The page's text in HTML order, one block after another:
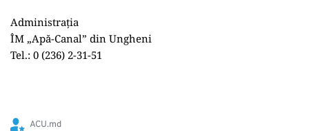
Administrația
ÎM „Apă-Canal” din Ungheni
Tel.: 0 (236) 2-31-51
ACU.md